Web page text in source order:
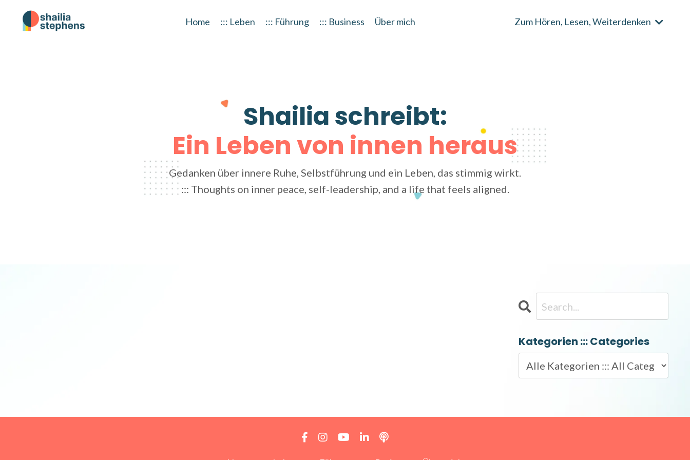
Home ::: Leben ::: Führung ::: Business Über mich Zum Hören, Lesen, Weiterdenken
Shailia schreibt:
Ein Leben von innen heraus
Gedanken über innere Ruhe, Selbstführung und ein Leben, das stimmig wirkt.
::: Thoughts on inner peace, self-leadership, and a life that feels aligned.
Kategorien ::: Categories